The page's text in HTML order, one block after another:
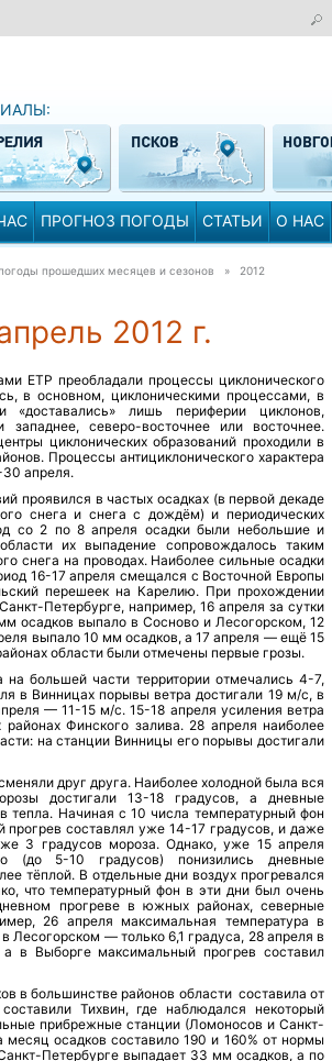
ПРОГНОЗ ПОГОДЫ СТАТЬИ О НАС
прошедших месяцев и сезонов » 2012
2012 г.
ЕТР преобладали процессы циклонического
в основном, циклоническими процессами, в
«доставались» лишь периферии циклонов,
северо-восточнее или восточнее.
циклонических образований проходили в
Процессы антициклонического характера
30 апреля.
проявился в частых осадках (в первой декаде
снега и снега с дождём) и периодических
со 2 по 8 апреля осадки были небольшие и
их выпадение сопровождалось таким
снега на проводах. Наиболее сильные осадки
16-17 апреля смещался с Восточной Европы
перешеек на Карелию. При прохождении
Петербурге, например, 16 апреля за сутки
осадков выпало в Сосново и Лесогорском, 12
выпало 10 мм осадков, а 17 апреля — ещё 15
области были отмечены первые грозы.
на большей части территории отмечались 4-7,
в Винницах порывы ветра достигали 19 м/с, в
— 11-15 м/с. 15-18 апреля усиления ветра
Финского залива. 28 апреля наиболее
на станции Винницы его порывы достигали
друг друга. Наиболее холодной была вся
достигали 13-18 градусов, а дневные
тепла. Начиная с 10 числа температурный фон
прогрев составлял уже 14-17 градусов, и даже
3 градусов мороза. Однако, уже 15 апреля
(до 5-10 градусов) понизились дневные
тёплой. В отдельные дни воздух прогревался
что температурный фон в эти дни был очень
прогреве в южных районах, северные
26 апреля максимальная температура в
Лесогорском — только 6,1 градуса, 28 апреля в
в Выборге максимальный прогрев составил
в большинстве районов области составила от
Тихвин, где наблюдался некоторый
прибрежные станции (Ломоносов и Санкт-
месяц осадков составило 190 и 160% от нормы
Петербурге выпадает 33 мм осадков, а по